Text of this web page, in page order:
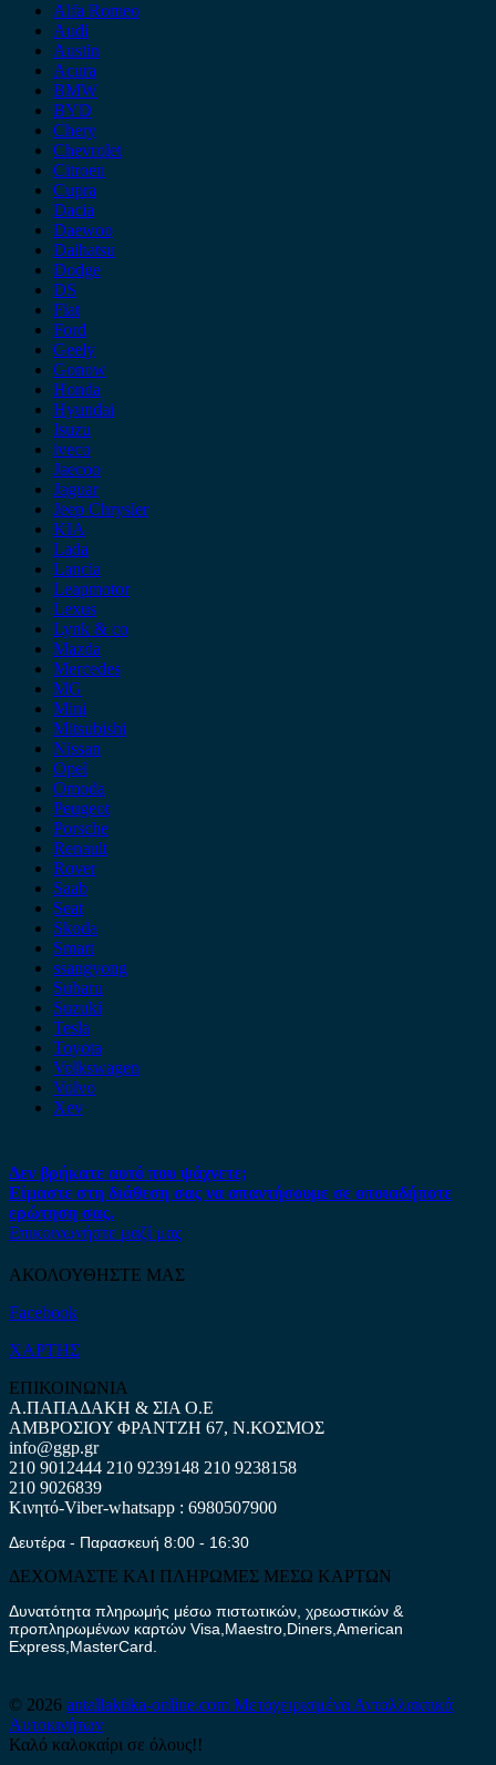
Alfa Romeo
Audi
Austin
Acura
BMW
BYD
Chery
Chevrolet
Citroen
Cupra
Dacia
Daewoo
Daihatsu
Dodge
DS
Fiat
Ford
Geely
Gonow
Honda
Hyundai
Isuzu
iveco
Jaecoo
Jaguar
Jeep Chrysler
KIA
Lada
Lancia
Leapmotor
Lexus
Lynk & co
Mazda
Mercedes
MG
Mini
Mitsubishi
Nissan
Opel
Omoda
Peugeot
Porsche
Renault
Rover
Saab
Seat
Skoda
Smart
ssangyong
Subaru
Suzuki
Tesla
Toyota
Volkswagen
Volvo
Xev
Δεν βρήκατε αυτό που ψάχνετε;
Είμαστε στη διάθεση σας να απαντήσουμε σε οποιαδήποτε
ερώτηση σας.
Επικοινωνήστε μαζί μας
ΑΚΟΛΟΥΘΗΣΤΕ ΜΑΣ
Facebook
ΧΑΡΤΗΣ
ΕΠΙΚΟΙΝΩΝΙΑ
Α.ΠΑΠΑΔΑΚΗ & ΣΙΑ Ο.Ε
ΑΜΒΡΟΣΙΟΥ ΦΡΑΝΤΖΗ 67, Ν.ΚΟΣΜΟΣ
info@ggp.gr
210 9012444 210 9239148 210 9238158
210 9026839
Κινητό-Viber-whatsapp : 6980507900
Δευτέρα - Παρασκευή 8:00 - 16:30
ΔΕΧΟΜΑΣΤΕ ΚΑΙ ΠΛΗΡΩΜΕΣ ΜΕΣΩ ΚΑΡΤΩΝ
Δυνατότητα πληρωμής μέσω πιστωτικών, χρεωστικών &
προπληρωμένων καρτών Visa,Maestro,Diners,American
Express,MasterCard.
© 2026 antallaktika-online.com Μεταχειρισμένα Ανταλλακτικά
Αυτοκινήτων
Καλό καλοκαίρι σε όλους!!